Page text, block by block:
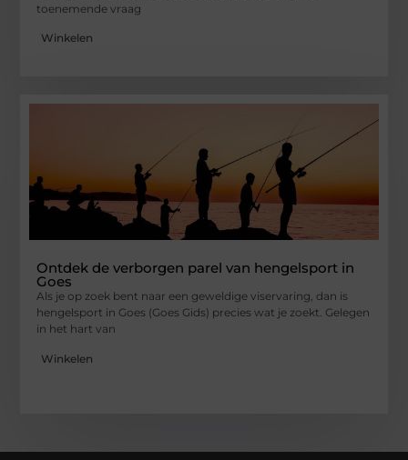
toenemende vraag
Winkelen
Ontdek de verborgen parel van hengelsport in
Goes
Als je op zoek bent naar een geweldige viservaring, dan is
hengelsport in Goes (Goes Gids) precies wat je zoekt. Gelegen
in het hart van
Winkelen